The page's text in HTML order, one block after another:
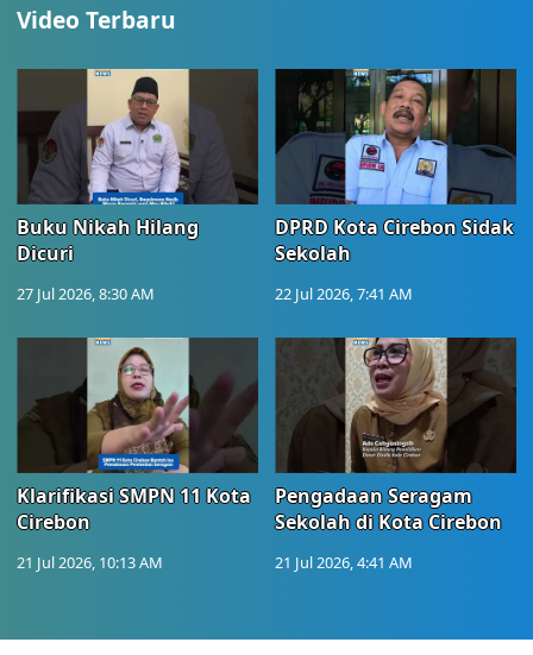
Video Terbaru
Buku Nikah Hilang
Dicuri
27 Jul 2026, 8:30 AM
DPRD Kota Cirebon Sidak
Sekolah
22 Jul 2026, 7:41 AM
Klarifikasi SMPN 11 Kota
Cirebon
21 Jul 2026, 10:13 AM
Pengadaan Seragam
Sekolah di Kota Cirebon
21 Jul 2026, 4:41 AM